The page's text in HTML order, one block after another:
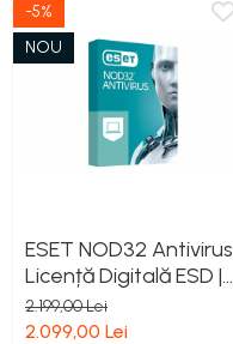
-5%
NOU
ESET NOD32 Antivirus
Licență Digitală ESD |
Antivirus PC Windows |
Protecție Anti-
2.199,00 Lei
2.099,00 Lei